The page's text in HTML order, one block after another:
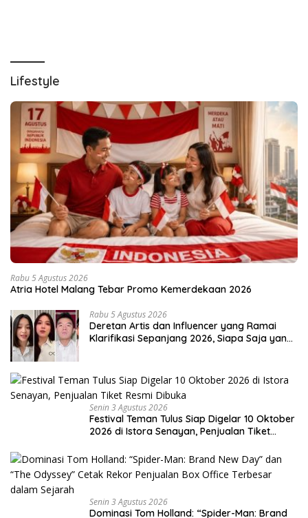
Lifestyle
Rabu 5 Agustus 2026
Atria Hotel Malang Tebar Promo Kemerdekaan 2026
Rabu 5 Agustus 2026
Deretan Artis dan Influencer yang Ramai
Klarifikasi Sepanjang 2026, Siapa Saja yang
Senin 3 Agustus 2026
Festival Teman Tulus Siap Digelar 10 Oktober
2026 di Istora Senayan, Penjualan Tiket
Senin 3 Agustus 2026
Dominasi Tom Holland: “Spider-Man: Brand